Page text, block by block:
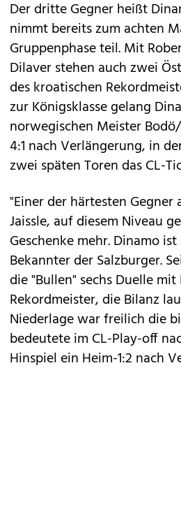
Der dritte Gegner heißt
nimmt bereits zum achten
Gruppenphase teil. Mit
Dilaver stehen auch zwei
des kroatischen
zur Königsklasse gelang
norwegischen Meister
4:1 nach Verlängerung, in
zwei späten Toren das CL-
"Einer der härtesten Gegner
Jaissle, auf diesem Niveau
Geschenke mehr. Dinamo
Bekannter der Salzburger.
die "Bullen" sechs Duelle
Rekordmeister, die Bilanz
Niederlage war freilich die
bedeutete im CL-Play-off
Hinspiel ein Heim-1:2 nach